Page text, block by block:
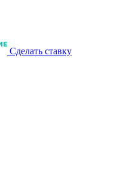
Сделать ставку